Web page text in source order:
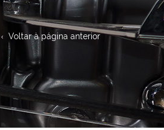
Voltar à página anterior